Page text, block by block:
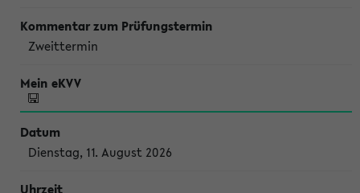
Zweittermin
Dienstag, 11. August 2026